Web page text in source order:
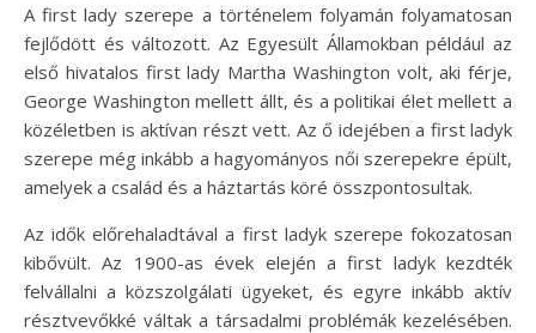
A first lady szerepe a történelem folyamán folyamatosan
fejlődött és változott. Az Egyesült Államokban például az
első hivatalos first lady Martha Washington volt, aki férje,
George Washington mellett állt, és a politikai élet mellett a
közéletben is aktívan részt vett. Az ő idejében a first ladyk
szerepe még inkább a hagyományos női szerepekre épült,
amelyek a család és a háztartás köré összpontosultak.
Az idők előrehaladtával a first ladyk szerepe fokozatosan
kibővült. Az 1900-as évek elején a first ladyk kezdték
felvállalni a közszolgálati ügyeket, és egyre inkább aktív
résztvevőkké váltak a társadalmi problémák kezelésében.